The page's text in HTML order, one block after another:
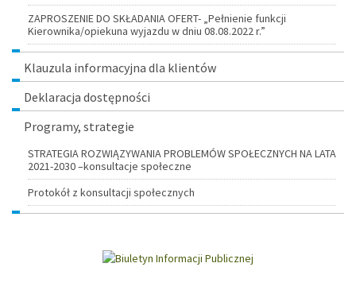
ZAPROSZENIE DO SKŁADANIA OFERT- „Pełnienie funkcji
Kierownika/opiekuna wyjazdu w dniu 08.08.2022 r.”
Klauzula informacyjna dla klientów
Deklaracja dostępności
Programy, strategie
STRATEGIA ROZWIĄZYWANIA PROBLEMÓW SPOŁECZNYCH NA LATA
2021-2030 –konsultacje społeczne
Protokół z konsultacji społecznych